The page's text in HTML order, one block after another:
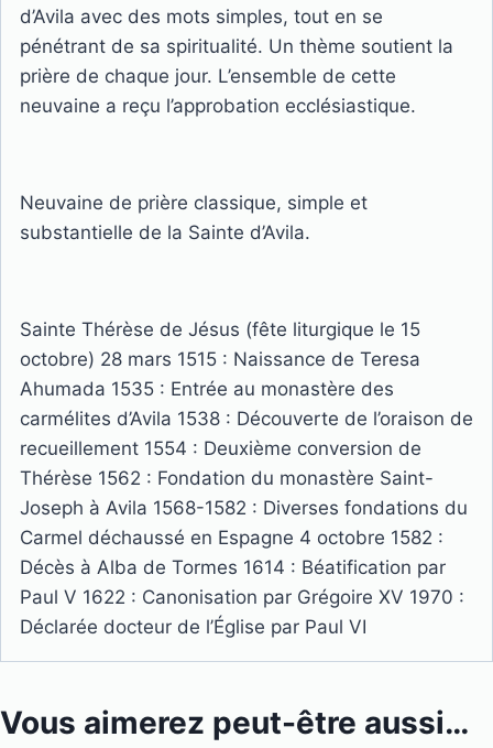
d’Avila avec des mots simples, tout en se
pénétrant de sa spiritualité. Un thème soutient la
prière de chaque jour. L’ensemble de cette
neuvaine a reçu l’approbation ecclésiastique.
Neuvaine de prière classique, simple et
substantielle de la Sainte d’Avila.
Sainte Thérèse de Jésus (fête liturgique le 15
octobre) 28 mars 1515 : Naissance de Teresa
Ahumada 1535 : Entrée au monastère des
carmélites d’Avila 1538 : Découverte de l’oraison de
recueillement 1554 : Deuxième conversion de
Thérèse 1562 : Fondation du monastère Saint-
Joseph à Avila 1568-1582 : Diverses fondations du
Carmel déchaussé en Espagne 4 octobre 1582 :
Décès à Alba de Tormes 1614 : Béatification par
Paul V 1622 : Canonisation par Grégoire XV 1970 :
Déclarée docteur de l’Église par Paul VI
Vous aimerez peut-être aussi…